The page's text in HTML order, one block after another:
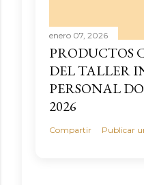
enero 07, 2026
PRODUCTOS
DEL TALLER
PERSONAL
2026
Compartir Publicar